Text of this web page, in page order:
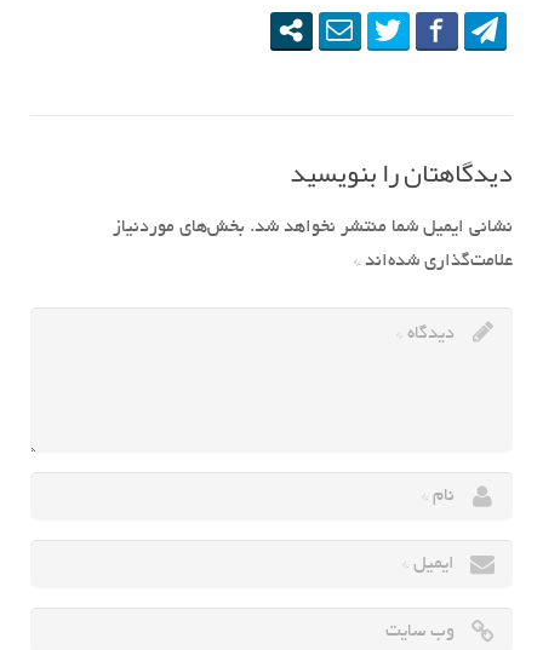
دیدگاهتان را بنویسید
نشانی ایمیل شما منتشر نخواهد شد. بخش‌های موردنیاز
علامت‌گذاری شده‌اند *